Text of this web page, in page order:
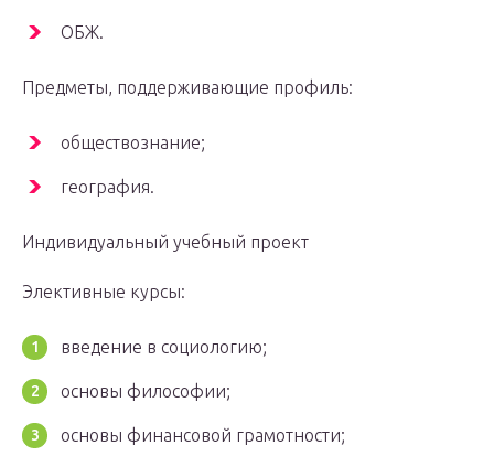
ОБЖ.
Предметы, поддерживающие профиль:
обществознание;
география.
Индивидуальный учебный проект
Элективные курсы:
введение в социологию;
основы философии;
основы финансовой грамотности;